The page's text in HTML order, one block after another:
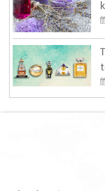
Christian Dior
Christian Louboutin
Coach
Creed
Cristiano Ronaldo